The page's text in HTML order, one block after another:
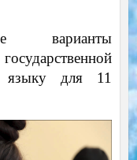
варианты
языку для 11